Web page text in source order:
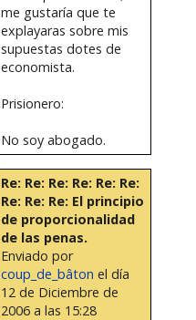
me gustaría que te
explayaras sobre mis
supuestas dotes de
economista.
Prisionero:
No soy abogado.
Re: Re: Re: Re: Re: Re:
Re: Re: Re: El principio
de proporcionalidad
de las penas.
Enviado por
coup_de_bâton el día
12 de Diciembre de
2006 a las 15:28